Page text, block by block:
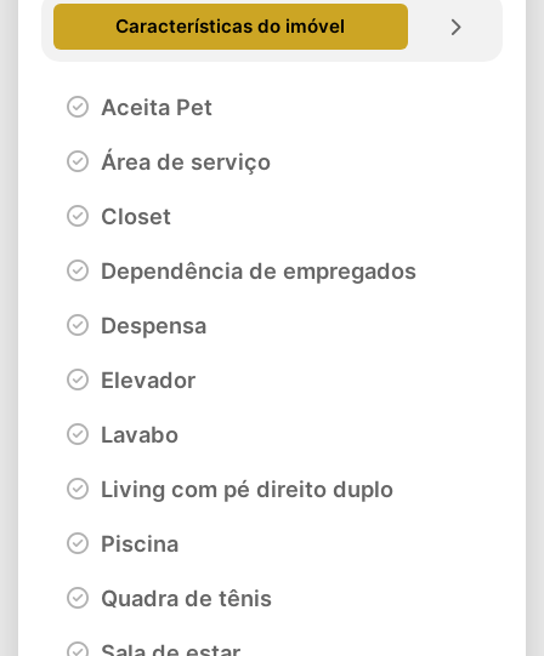
Características do imóvel
Aceita Pet
Área de serviço
Closet
Dependência de empregados
Despensa
Elevador
Lavabo
Living com pé direito duplo
Piscina
Quadra de tênis